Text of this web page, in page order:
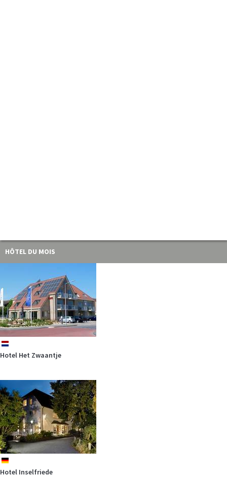
HÔTEL DU MOIS
nl
Hotel Het Zwaantje
de
Hotel Inselfriede